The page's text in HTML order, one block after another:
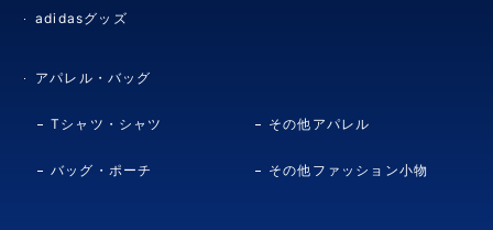
adidasグッズ
アパレル・バッグ
Tシャツ・シャツ その他アパレル
バッグ・ポーチ その他ファッション小物